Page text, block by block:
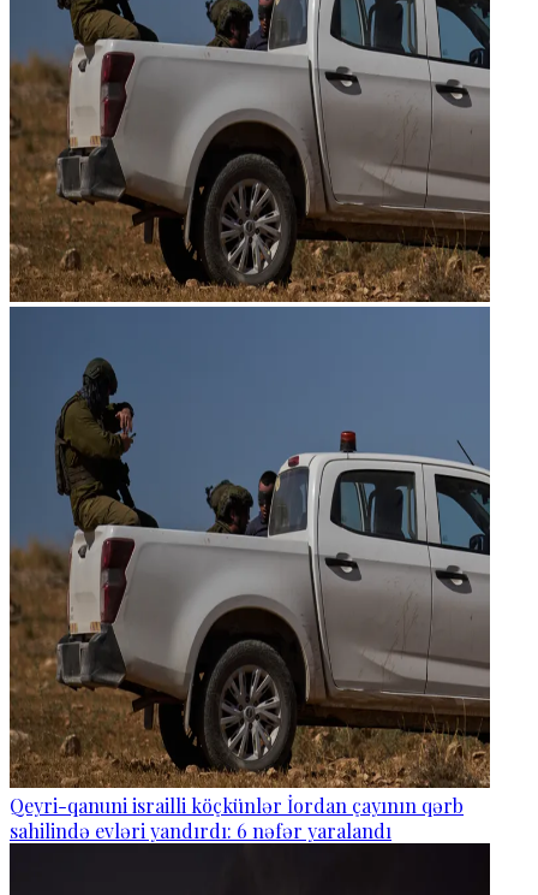
Qeyri-qanuni israilli köçkünlər İordan çayının qərb
sahilində evləri yandırdı: 6 nəfər yaralandı